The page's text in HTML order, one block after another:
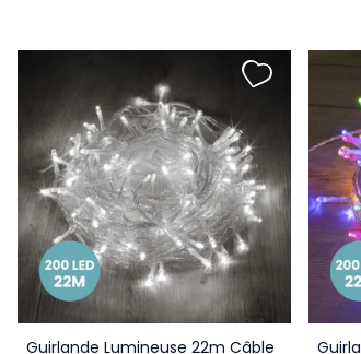
Guirlande Lumineuse 22m Câble